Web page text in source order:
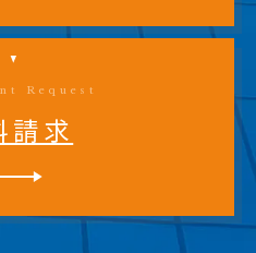
Request
請求